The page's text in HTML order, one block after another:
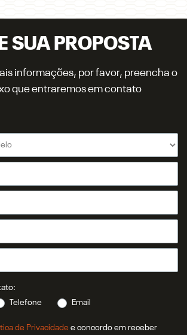
SUA PROPOSTA
informações, por favor, preencha o
que entraremos em contato
Telefone Email
de Privacidade e concordo em receber